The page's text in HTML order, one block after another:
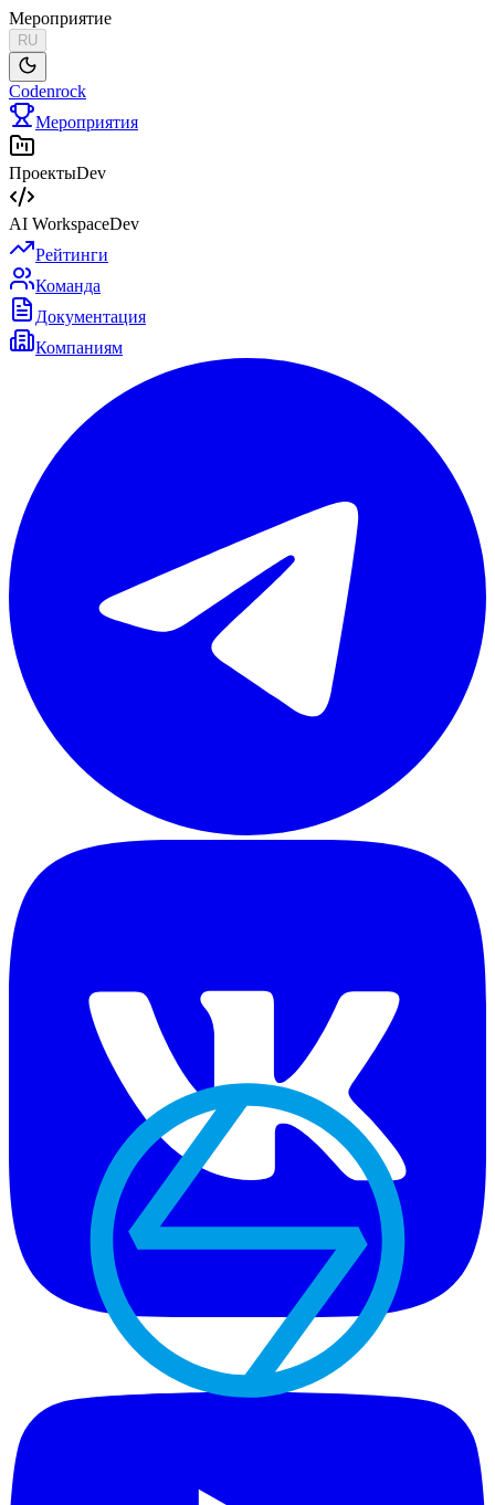
Мероприятие
RU
Codenrock
Мероприятия
ПроектыDev
AI WorkspaceDev
Рейтинги
Команда
Документация
Компаниям